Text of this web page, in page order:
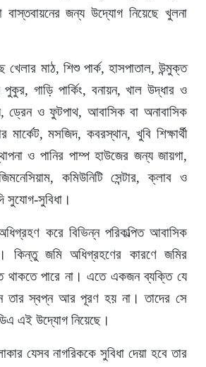
বাস্তবায়নের জন্য উদ্যোগ নিয়েছে খুলনা
খেলার মাঠ, শিশু পার্ক, হাসপাতাল, উন্মুক্ত
গাড়ি পার্কিং, বনায়ন, খাল উদ্ধার ও
ড্রেন ও ফুটপাথ, আবাসিক বা অনাবাসিক
মসজিদ, কবরস্থান, খুবি শিক্ষার্থী
ও পানির পাম্প হাউজের জন্য জায়গা,
কমিউনিটি সেন্টার, ক্লাব ও
সুযোগ-সুবিধা।
করে বিভিন্ন পরিকল্পিত আবাসিক
কিন্তু জমি অধিগ্রহণের কারণে জমির
থাকতে পারে না। এতে একজন ব্যক্তি যে
তার স্বপ্ন আর পূরণ হয় না। তাদের সে
এই উদ্যোগ নিয়েছে।
যেসব নাগরিককে সুবিধা দেয়া হবে তার